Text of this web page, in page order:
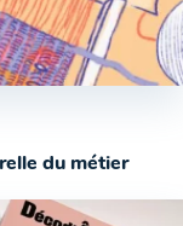
du métier